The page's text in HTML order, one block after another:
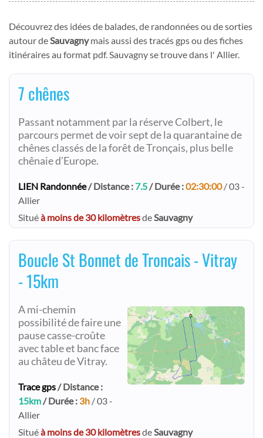
Découvrez des idées de balades, de randonnées ou de sorties
autour deSauvagnymais aussi des tracés gps ou des fiches
itinéraires au format pdf. Sauvagny se trouve dans l' Allier.
7 chênes
Passant notamment par la réserve Colbert, le
parcours permet de voir sept de la quarantaine de
chênes classés de la forêt de Tronçais, plus belle
chênaie d’Europe.
LIEN Randonnée/ Distance : 7.5/ Durée :02:30:00/ 03 -
Allier
Situéà moins de 30 kilomètresdeSauvagny
Boucle St Bonnet de Troncais - Vitray
- 15km
A mi-chemin
possibilité de faire une
pause casse-croûte
avec table et banc face
au châteu de Vitray.
Trace gps/ Distance :
15km/ Durée : 3h / 03 -
Allier
Situéà moins de 30 kilomètresdeSauvagny